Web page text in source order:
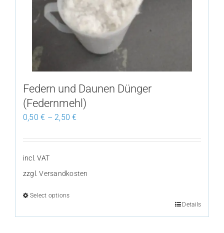
Federn und Daunen Dünger
(Federnmehl)
0,50€ – 2,50€
incl. VAT
zzgl.Versandkosten
Select options
product
Details